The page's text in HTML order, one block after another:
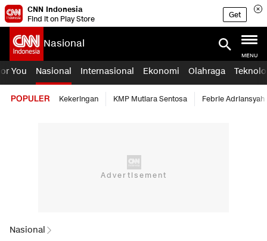
CNN Indonesia
Find it on Play Store
Get
Nasional
MENU
You Nasional Internasional Ekonomi Olahraga
POPULER Kekeringan KMP Mutiara Sentosa Febrie Adriansyah
Nasional